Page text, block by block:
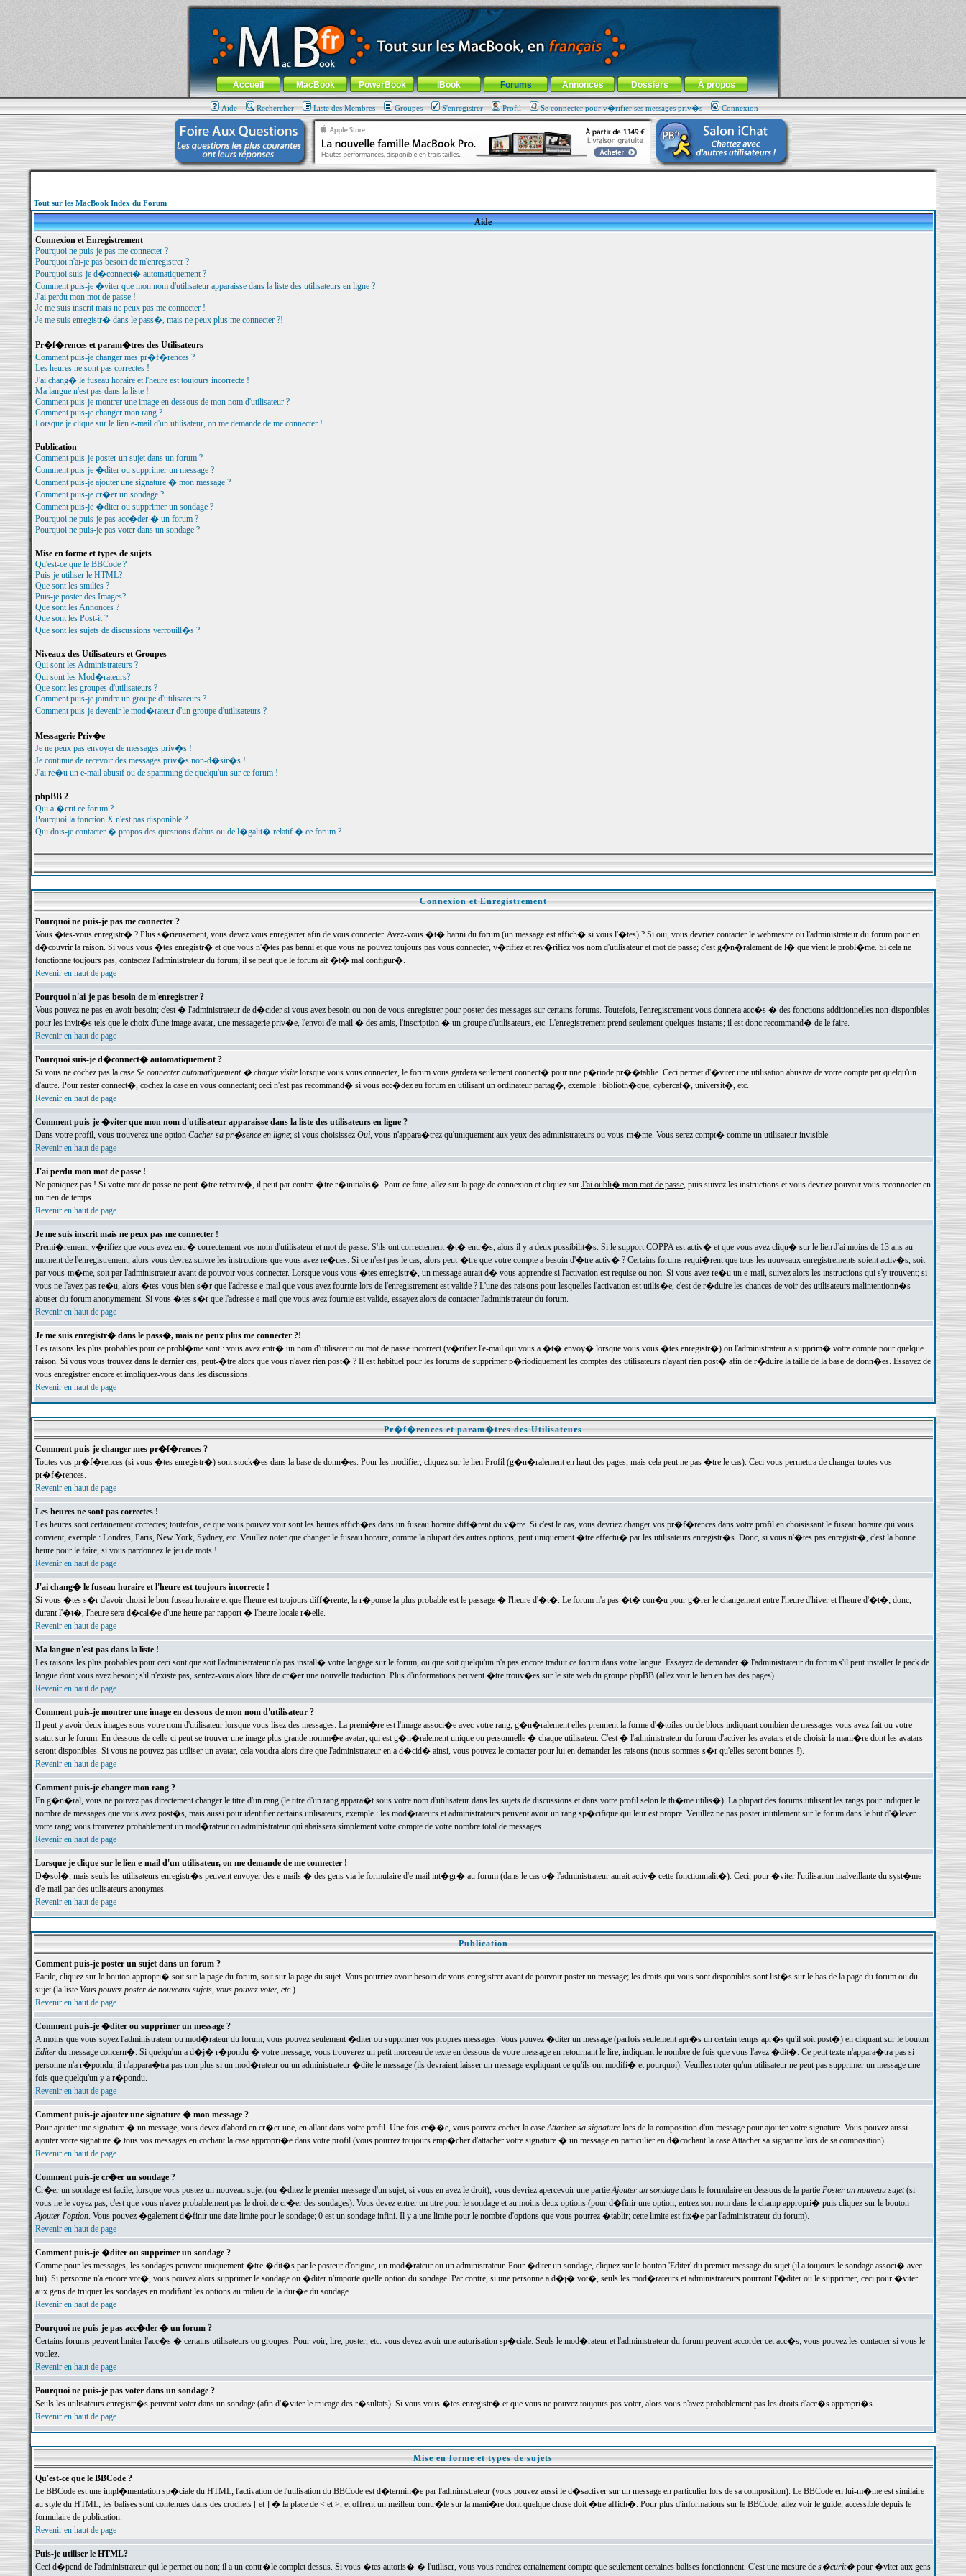
MacBook-fr.com : 100% Apple... 100% nomade !
Aller au contenu-Aller au menu général-Aller au menu de la rubrique
Menu général
Accueil MacBook PowerBook iBook Forums Annonces Dossiers À propos
Aide Rechercher Liste des Membres Groupes S'enregistrer Profil Se connecter pour v�rifier ses messages priv�s Connexion
Tout sur les MacBook Index du Forum
Aide
Connexion et Enregistrement
Pourquoi ne puis-je pas me connecter ?
Pourquoi n'ai-je pas besoin de m'enregistrer ?
Pourquoi suis-je d�connect� automatiquement ?
Comment puis-je �viter que mon nom d'utilisateur apparaisse dans la liste des utilisateurs en ligne ?
J'ai perdu mon mot de passe !
Je me suis inscrit mais ne peux pas me connecter !
Je me suis enregistr� dans le pass�, mais ne peux plus me connecter ?!
Pr�f�rences et param�tres des Utilisateurs
Comment puis-je changer mes pr�f�rences ?
Les heures ne sont pas correctes !
J'ai chang� le fuseau horaire et l'heure est toujours incorrecte !
Ma langue n'est pas dans la liste !
Comment puis-je montrer une image en dessous de mon nom d'utilisateur ?
Comment puis-je changer mon rang ?
Lorsque je clique sur le lien e-mail d'un utilisateur, on me demande de me connecter !
Publication
Comment puis-je poster un sujet dans un forum ?
Comment puis-je �diter ou supprimer un message ?
Comment puis-je ajouter une signature � mon message ?
Comment puis-je cr�er un sondage ?
Comment puis-je �diter ou supprimer un sondage ?
Pourquoi ne puis-je pas acc�der � un forum ?
Pourquoi ne puis-je pas voter dans un sondage ?
Mise en forme et types de sujets
Qu'est-ce que le BBCode ?
Puis-je utiliser le HTML?
Que sont les smilies ?
Puis-je poster des Images?
Que sont les Annonces ?
Que sont les Post-it ?
Que sont les sujets de discussions verrouill�s ?
Niveaux des Utilisateurs et Groupes
Qui sont les Administrateurs ?
Qui sont les Mod�rateurs?
Que sont les groupes d'utilisateurs ?
Comment puis-je joindre un groupe d'utilisateurs ?
Comment puis-je devenir le mod�rateur d'un groupe d'utilisateurs ?
Messagerie Priv�e
Je ne peux pas envoyer de messages priv�s !
Je continue de recevoir des messages priv�s non-d�sir�s !
J'ai re�u un e-mail abusif ou de spamming de quelqu'un sur ce forum !
phpBB 2
Qui a �crit ce forum ?
Pourquoi la fonction X n'est pas disponible ?
Qui dois-je contacter � propos des questions d'abus ou de l�galit� relatif � ce forum ?
Connexion et Enregistrement
Pourquoi ne puis-je pas me connecter ?
Vous �tes-vous enregistr� ? Plus s�rieusement, vous devez vous enregistrer afin de vous connecter. Avez-vous �t� banni du forum (un message est affich� si vous l'�tes) ? Si oui, vous devriez contacter le webmestre ou l'administrateur du forum pour en
d�couvrir la raison. Si vous vous �tes enregistr� et que vous n'�tes pas banni et que vous ne pouvez toujours pas vous connecter, v�rifiez et rev�rifiez vos nom d'utilisateur et mot de passe; c'est g�n�ralement de l� que vient le probl�me. Si cela ne
fonctionne toujours pas, contactez l'administrateur du forum; il se peut que le forum ait �t� mal configur�.
Revenir en haut de page
Pourquoi n'ai-je pas besoin de m'enregistrer ?
Vous pouvez ne pas en avoir besoin; c'est � l'administrateur de d�cider si vous avez besoin ou non de vous enregistrer pour poster des messages sur certains forums. Toutefois, l'enregistrement vous donnera acc�s � des fonctions additionnelles non-disponibles
pour les invit�s tels que le choix d'une image avatar, une messagerie priv�e, l'envoi d'e-mail � des amis, l'inscription � un groupe d'utilisateurs, etc. L'enregistrement prend seulement quelques instants; il est donc recommand� de le faire.
Revenir en haut de page
Pourquoi suis-je d�connect� automatiquement ?
Si vous ne cochez pas la case Se connecter automatiquement � chaque visitelorsque vous vous connectez, le forum vous gardera seulement connect� pour une p�riode pr��tablie. Ceci permet d'�viter une utilisation abusive de votre compte par quelqu'un
d'autre. Pour rester connect�, cochez la case en vous connectant; ceci n'est pas recommand� si vous acc�dez au forum en utilisant un ordinateur partag�, exemple : biblioth�que, cybercaf�, universit�, etc.
Revenir en haut de page
Comment puis-je �viter que mon nom d'utilisateur apparaisse dans la liste des utilisateurs en ligne ?
Dans votre profil, vous trouverez une option Cacher sa pr�sence en ligne; si vous choisissez Oui, vous n'appara�trez qu'uniquement aux yeux des administrateurs ou vous-m�me. Vous serez compt� comme un utilisateur invisible.
Revenir en haut de page
J'ai perdu mon mot de passe !
Ne paniquez pas ! Si votre mot de passe ne peut �tre retrouv�, il peut par contre �tre r�initialis�. Pour ce faire, allez sur la page de connexion et cliquez sur J'ai oubli� mon mot de passe, puis suivez les instructions et vous devriez pouvoir vous reconnecter en
un rien de temps.
Revenir en haut de page
Je me suis inscrit mais ne peux pas me connecter !
Premi�rement, v�rifiez que vous avez entr� correctement vos nom d'utilisateur et mot de passe. S'ils ont correctement �t� entr�s, alors il y a deux possibilit�s. Si le support COPPA est activ� et que vous avez cliqu� sur le lien J'ai moins de 13 ansau
moment de l'enregistrement, alors vous devrez suivre les instructions que vous avez re�ues. Si ce n'est pas le cas, alors peut-�tre que votre compte a besoin d'�tre activ� ? Certains forums requi�rent que tous les nouveaux enregistrements soient activ�s, soit
par vous-m�me, soit par l'administrateur avant de pouvoir vous connecter. Lorsque vous vous �tes enregistr�, un message aurait d� vous apprendre si l'activation est requise ou non. Si vous avez re�u un e-mail, suivez alors les instructions qui s'y trouvent; si
vous ne l'avez pas re�u, alors �tes-vous bien s�r que l'adresse e-mail que vous avez fournie lors de l'enregistrement est valide ? L'une des raisons pour lesquelles l'activation est utilis�e, c'est de r�duire les chances de voir des utilisateurs malintentionn�s
abuser du forum anonymement. Si vous �tes s�r que l'adresse e-mail que vous avez fournie est valide, essayez alors de contacter l'administrateur du forum.
Revenir en haut de page
Je me suis enregistr� dans le pass�, mais ne peux plus me connecter ?!
Les raisons les plus probables pour ce probl�me sont : vous avez entr� un nom d'utilisateur ou mot de passe incorrect (v�rifiez l'e-mail qui vous a �t� envoy� lorsque vous vous �tes enregistr�) ou l'administrateur a supprim� votre compte pour quelque
raison. Si vous vous trouvez dans le dernier cas, peut-�tre alors que vous n'avez rien post� ? Il est habituel pour les forums de supprimer p�riodiquement les comptes des utilisateurs n'ayant rien post� afin de r�duire la taille de la base de donn�es. Essayez de
vous enregistrer encore et impliquez-vous dans les discussions.
Revenir en haut de page
Pr�f�rences et param�tres des Utilisateurs
Comment puis-je changer mes pr�f�rences ?
Toutes vos pr�f�rences (si vous �tes enregistr�) sont stock�es dans la base de donn�es. Pour les modifier, cliquez sur le lien Profil(g�n�ralement en haut des pages, mais cela peut ne pas �tre le cas). Ceci vous permettra de changer toutes vos
pr�f�rences.
Revenir en haut de page
Les heures ne sont pas correctes !
Les heures sont certainement correctes; toutefois, ce que vous pouvez voir sont les heures affich�es dans un fuseau horaire diff�rent du v�tre. Si c'est le cas, vous devriez changer vos pr�f�rences dans votre profil en choisissant le fuseau horaire qui vous
convient, exemple : Londres, Paris, New York, Sydney, etc. Veuillez noter que changer le fuseau horaire, comme la plupart des autres options, peut uniquement �tre effectu� par les utilisateurs enregistr�s. Donc, si vous n'�tes pas enregistr�, c'est la bonne
heure pour le faire, si vous pardonnez le jeu de mots !
Revenir en haut de page
J'ai chang� le fuseau horaire et l'heure est toujours incorrecte !
Si vous �tes s�r d'avoir choisi le bon fuseau horaire et que l'heure est toujours diff�rente, la r�ponse la plus probable est le passage � l'heure d'�t�. Le forum n'a pas �t� con�u pour g�rer le changement entre l'heure d'hiver et l'heure d'�t�; donc,
durant l'�t�, l'heure sera d�cal�e d'une heure par rapport � l'heure locale r�elle.
Revenir en haut de page
Ma langue n'est pas dans la liste !
Les raisons les plus probables pour ceci sont que soit l'administrateur n'a pas install� votre langage sur le forum, ou que soit quelqu'un n'a pas encore traduit ce forum dans votre langue. Essayez de demander � l'administrateur du forum s'il peut installer le pack de
langue dont vous avez besoin; s'il n'existe pas, sentez-vous alors libre de cr�er une nouvelle traduction. Plus d'informations peuvent �tre trouv�es sur le site web du groupe phpBB (allez voir le lien en bas des pages).
Revenir en haut de page
Comment puis-je montrer une image en dessous de mon nom d'utilisateur ?
Il peut y avoir deux images sous votre nom d'utilisateur lorsque vous lisez des messages. La premi�re est l'image associ�e avec votre rang, g�n�ralement elles prennent la forme d'�toiles ou de blocs indiquant combien de messages vous avez fait ou votre
statut sur le forum. En dessous de celle-ci peut se trouver une image plus grande nomm�e avatar, qui est g�n�ralement unique ou personnelle � chaque utilisateur. C'est � l'administrateur du forum d'activer les avatars et de choisir la mani�re dont les avatars
seront disponibles. Si vous ne pouvez pas utiliser un avatar, cela voudra alors dire que l'administrateur en a d�cid� ainsi, vous pouvez le contacter pour lui en demander les raisons (nous sommes s�r qu'elles seront bonnes !).
Revenir en haut de page
Comment puis-je changer mon rang ?
En g�n�ral, vous ne pouvez pas directement changer le titre d'un rang (le titre d'un rang appara�t sous votre nom d'utilisateur dans les sujets de discussions et dans votre profil selon le th�me utilis�). La plupart des forums utilisent les rangs pour indiquer le
nombre de messages que vous avez post�s, mais aussi pour identifier certains utilisateurs, exemple : les mod�rateurs et administrateurs peuvent avoir un rang sp�cifique qui leur est propre. Veuillez ne pas poster inutilement sur le forum dans le but d'�lever
votre rang; vous trouverez probablement un mod�rateur ou administrateur qui abaissera simplement votre compte de votre nombre total de messages.
Revenir en haut de page
Lorsque je clique sur le lien e-mail d'un utilisateur, on me demande de me connecter !
D�sol�, mais seuls les utilisateurs enregistr�s peuvent envoyer des e-mails � des gens via le formulaire d'e-mail int�gr� au forum (dans le cas o� l'administrateur aurait activ� cette fonctionnalit�). Ceci, pour �viter l'utilisation malveillante du syst�me
d'e-mail par des utilisateurs anonymes.
Revenir en haut de page
Publication
Comment puis-je poster un sujet dans un forum ?
Facile, cliquez sur le bouton appropri� soit sur la page du forum, soit sur la page du sujet. Vous pourriez avoir besoin de vous enregistrer avant de pouvoir poster un message; les droits qui vous sont disponibles sont list�s sur le bas de la page du forum ou du
sujet (la liste Vous pouvez poster de nouveaux sujets, vous pouvez voter, etc.)
Revenir en haut de page
Comment puis-je �diter ou supprimer un message ?
A moins que vous soyez l'administrateur ou mod�rateur du forum, vous pouvez seulement �diter ou supprimer vos propres messages. Vous pouvez �diter un message (parfois seulement apr�s un certain temps apr�s qu'il soit post�) en cliquant sur le bouton
Editerdu message concern�. Si quelqu'un a d�j� r�pondu � votre message, vous trouverez un petit morceau de texte en dessous de votre message en retournant le lire, indiquant le nombre de fois que vous l'avez �dit�. Ce petit texte n'appara�tra pas si
personne n'a r�pondu, il n'appara�tra pas non plus si un mod�rateur ou un administrateur �dite le message (ils devraient laisser un message expliquant ce qu'ils ont modifi� et pourquoi). Veuillez noter qu'un utilisateur ne peut pas supprimer un message une
fois que quelqu'un y a r�pondu.
Revenir en haut de page
Comment puis-je ajouter une signature � mon message ?
Pour ajouter une signature � un message, vous devez d'abord en cr�er une, en allant dans votre profil. Une fois cr��e, vous pouvez cocher la caseAttacher sa signaturelors de la composition d'un message pour ajouter votre signature. Vous pouvez aussi
ajouter votre signature � tous vos messages en cochant la case appropri�e dans votre profil (vous pourrez toujours emp�cher d'attacher votre signature � un message en particulier en d�cochant la case Attacher sa signature lors de sa composition).
Revenir en haut de page
Comment puis-je cr�er un sondage ?
Cr�er un sondage est facile; lorsque vous postez un nouveau sujet (ou �ditez le premier message d'un sujet, si vous en avez le droit), vous devriez apercevoir une partieAjouter un sondagedans le formulaire en dessous de la partie Poster un nouveau sujet(si
vous ne le voyez pas, c'est que vous n'avez probablement pas le droit de cr�er des sondages). Vous devez entrer un titre pour le sondage et au moins deux options (pour d�finir une option, entrez son nom dans le champ appropri� puis cliquez sur le bouton
Ajouter l'option. Vous pouvez �galement d�finir une date limite pour le sondage; 0 est un sondage infini. Il y a une limite pour le nombre d'options que vous pourrez �tablir; cette limite est fix�e par l'administrateur du forum).
Revenir en haut de page
Comment puis-je �diter ou supprimer un sondage ?
Comme pour les messages, les sondages peuvent uniquement �tre �dit�s par le posteur d'origine, un mod�rateur ou un administrateur. Pour �diter un sondage, cliquez sur le bouton 'Editer' du premier message du sujet (il a toujours le sondage associ� avec
lui). Si personne n'a encore vot�, vous pouvez alors supprimer le sondage ou �diter n'importe quelle option du sondage. Par contre, si une personne a d�j� vot�, seuls les mod�rateurs et administrateurs pourront l'�diter ou le supprimer, ceci pour �viter
aux gens de truquer les sondages en modifiant les options au milieu de la dur�e du sondage.
Revenir en haut de page
Pourquoi ne puis-je pas acc�der � un forum ?
Certains forums peuvent limiter l'acc�s � certains utilisateurs ou groupes. Pour voir, lire, poster, etc. vous devez avoir une autorisation sp�ciale. Seuls le mod�rateur et l'administrateur du forum peuvent accorder cet acc�s; vous pouvez les contacter si vous le
voulez.
Revenir en haut de page
Pourquoi ne puis-je pas voter dans un sondage ?
Seuls les utilisateurs enregistr�s peuvent voter dans un sondage (afin d'�viter le trucage des r�sultats). Si vous vous �tes enregistr� et que vous ne pouvez toujours pas voter, alors vous n'avez probablement pas les droits d'acc�s appropri�s.
Revenir en haut de page
Mise en forme et types de sujets
Qu'est-ce que le BBCode ?
Le BBCode est une impl�mentation sp�ciale du HTML; l'activation de l'utilisation du BBCode est d�termin�e par l'administrateur (vous pouvez aussi le d�sactiver sur un message en particulier lors de sa composition). Le BBCode en lui-m�me est similaire
au style du HTML; les balises sont contenues dans des crochets [ et ] � la place de < et >, et offrent un meilleur contr�le sur la mani�re dont quelque chose doit �tre affich�. Pour plus d'informations sur le BBCode, allez voir le guide, accessible depuis le
formulaire de publication.
Revenir en haut de page
Puis-je utiliser le HTML?
Ceci d�pend de l'administrateur qui le permet ou non; il a un contr�le complet dessus. Si vous �tes autoris� � l'utiliser, vous vous rendrez certainement compte que seulement certaines balises fonctionnent. C'est une mesure de s�curit�pour �viter aux gens